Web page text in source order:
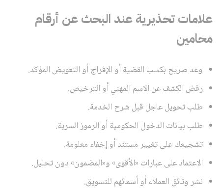
علامات تحذيرية عند البحث عن أرقام
محامين
وعد صريح بكسب القضية أو الإفراج أو التعويض المؤكد.
رفض الكشف عن الاسم المهني أو الترخيص.
طلب تحويل عاجل قبل شرح الخدمة.
طلب بيانات الدخول الحكومية أو الرموز السرية.
تشجيعك على تغيير مستند أو إخفاء معلومة.
الاعتماد على عبارات «الأقوى» و«المضمون» دون تحليل.
نشر وثائق العملاء أو أسمائهم للتسويق.